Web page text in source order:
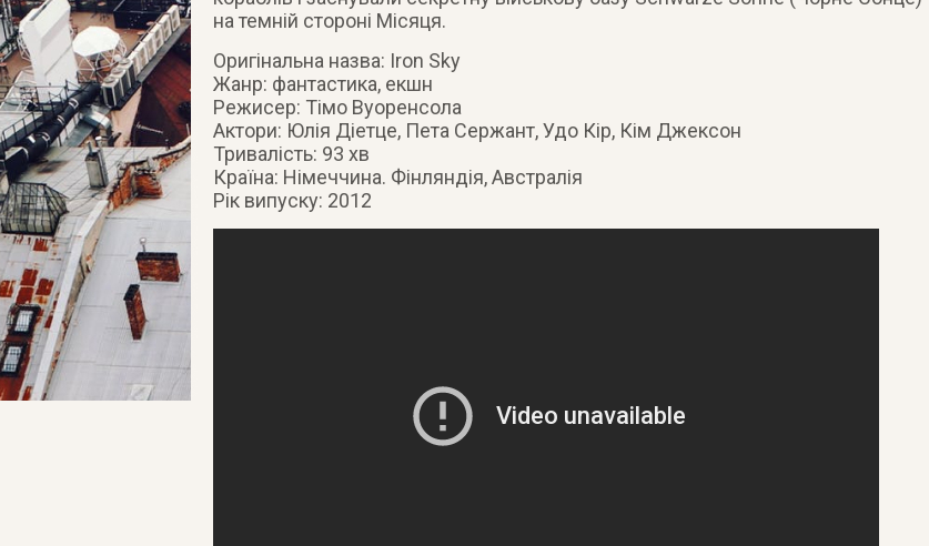
на темній стороні Місяця.
Оригінальна назва: Iron Sky
Жанр: фантастика, екшн
Режисер: Тімо Вуоренсола
Актори: Юлія Діетце, Пета Сержант, Удо Кір, Кім Джексон
Тривалість: 93 хв
Країна: Німеччина. Фінляндія, Австралія
Рік випуску: 2012